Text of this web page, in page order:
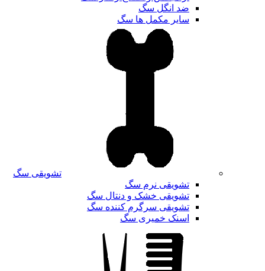
ضد انگل سگ
سایر مکمل ها سگ
تشویقی سگ
تشویقی نرم سگ
تشویقی خشک و دنتال سگ
تشویقی سرگرم کننده سگ
اسنک خمیری سگ